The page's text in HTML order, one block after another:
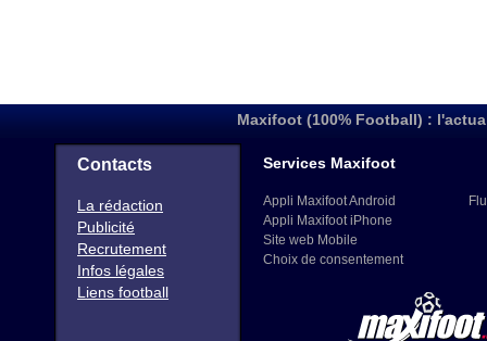
Maxifoot (100% Football) :
Contacts
La rédaction
Publicité
Recrutement
Infos légales
Liens football
Services Maxifoot
Appli Maxifoot Android
Appli Maxifoot iPhone
Site web Mobile
Choix de consentement